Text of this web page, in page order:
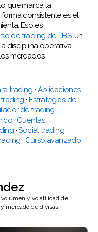
que marca la
consistente es el
Eso es
de trading de TBS: un
disciplina operativa
mercados.
trading · Aplicaciones
· Estrategias de
de trading ·
· Cuentas
·Social trading·
· Curso avanzado
y volatilidad del
mercado de divisas.